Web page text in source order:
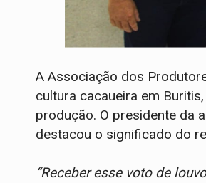
A Associação dos
cultura cacaueira em
produção. O presidente da
destacou o significado do
“Receber esse voto de